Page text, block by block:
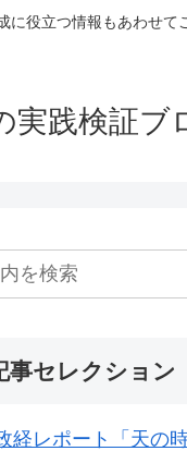
役立つ情報もあわせて
実践検証ブ
事セレクション
経レポート「天の